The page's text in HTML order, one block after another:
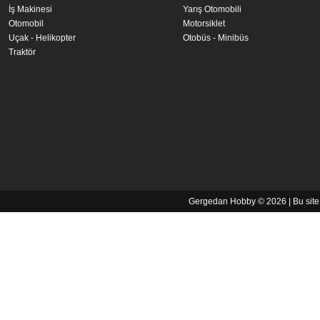
İş Makinesi
Yarış Otomobili
Otomobil
Motorsiklet
Uçak - Helikopter
Otobüs - Minibüs
Traktör
Gergedan Hobby © 2026 | Bu